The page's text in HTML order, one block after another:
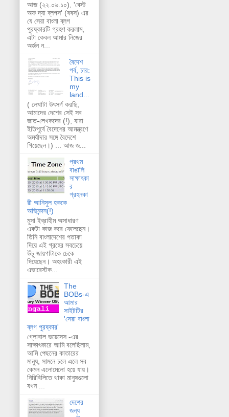
আজ (২২.০৬.১০), 'বেস্ট
অফ দ্যা ব্লগস' (ববস) এর
যে সেরা বাংলা ব্লগ
পুরষ্কারটি গ্রহণ করলাম,
এটা কেবল আমার নিজের
অর্জন ন...
বৈদেশ
পর্ব, চার:
This is
my
land...
( লেখাটা উৎসর্গ করছি,
আমাদের দেশের সেই সব
জাত-লেখকদের (!), যারা
ইতিপূর্বে বৈদেশের আমন্ত্রণে
অমর্যাদার সঙ্গে বৈদেশে
গিয়েছেন।) ... আজ জ...
প্রথম
বাঙালি
সাক্ষাৎকা
র
গ্রহনকা
রী আনিসুল হককে
অভিনন্দন(!)
মুসা ইব্রাহীম অসাধারণ
একটা কাজ করে ফেলেছেন।
তিনি বাংলাদেশের পতাকা
দিয়ে এই গ্রহের সবচেয়ে
উঁচু জায়গাটাকে ঢেকে
দিয়েছেন। অহংকারী এই
এভারেস্টক...
The
BOBs-এ
আমার
সাইটটির
'সেরা বাংলা
ব্লগ পুরষ্কার'
গ্লোবাল ভয়েসেস -এর
সাক্ষাৎকারে আমি বলেছিলাম,
আমি পেছনের কাতারের
মানুষ, সামনে চলে এলে সব
কেমন এলোমেলো হয়ে যায়।
নিরিবিলিতে থাকা মানুষগুলো
যখন ...
দেশের
জন্য